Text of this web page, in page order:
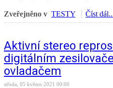
Zveřejněno v TESTY Číst
Aktivní stereo
digitálním
ovladačem
středa, 05 květen 2021 00:00